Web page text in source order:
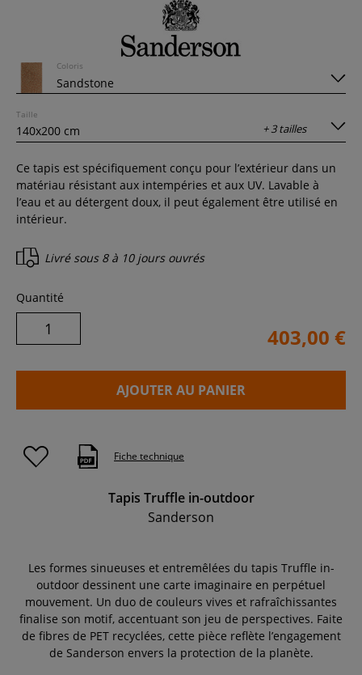
Coloris
+ 3 tailles
Taille
Ce tapis est spécifiquement conçu pour l’extérieur dans un
matériau résistant aux intempéries et aux UV. Lavable à
l’eau et au détergent doux, il peut également être utilisé en
intérieur.
Livré sous 8 à 10 jours ouvrés
Quantité
403,00 €
AJOUTER AU PANIER
Fiche technique
Tapis Truffle in-outdoor
Sanderson
Les formes sinueuses et entremêlées du tapis Truffle in-
outdoor dessinent une carte imaginaire en perpétuel
mouvement. Un duo de couleurs vives et rafraîchissantes
finalise son motif, accentuant son jeu de perspectives. Faite
de fibres de PET recyclées, cette pièce reflète l’engagement
de Sanderson envers la protection de la planète.